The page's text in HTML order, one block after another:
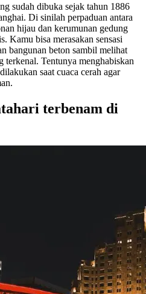
sudah dibuka sejak tahun 1886
Di sinilah perpaduan antara
hijau dan kerumunan gedung
Kamu bisa merasakan sensasi
bangunan beton sambil melihat
terkenal. Tentunya menghabiskan
saat cuaca cerah agar
terbenam di